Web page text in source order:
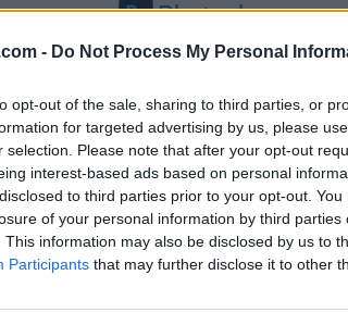
- Do Not Process My Personal
opt-out of the sale, sharing to third parties, or
for targeted advertising by us, please
selection. Please note that after your opt-out
interest-based ads based on personal
to third parties prior to your opt-out.
of your personal information by third parties
This information may also be disclosed by us to
Participants that may further disclose it to other
Photoshop
Adobe Photoshop CC 2026 27.9.1
Adobe Acrobat Pro 2026.001.21771
TradingView
TradingView - Track All Markets
LockWiper
iMyFone LockWiper 8.1.3